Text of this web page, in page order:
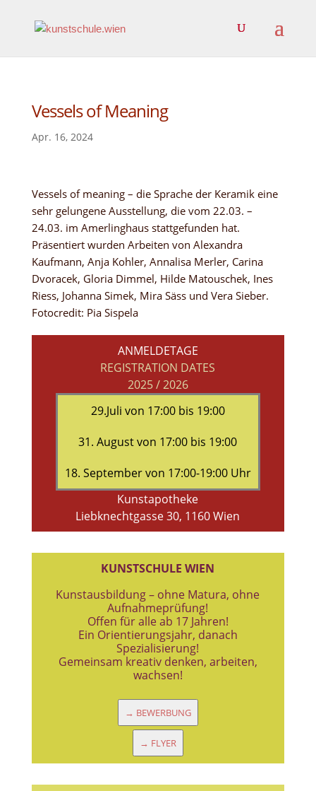
Vessels of Meaning
Apr. 16, 2024
Vessels of meaning – die Sprache der Keramik eine
sehr gelungene Ausstellung, die vom 22.03. –
24.03. im Amerlinghaus stattgefunden hat.
Präsentiert wurden Arbeiten von Alexandra
Kaufmann, Anja Kohler, Annalisa Merler, Carina
Dvoracek, Gloria Dimmel, Hilde Matouschek, Ines
Riess, Johanna Simek, Mira Säss und Vera Sieber.
Fotocredit: Pia Sispela
ANMELDETAGE
REGISTRATION DATES
2025 / 2026
29.Juli von 17:00 bis 19:00
31. August von 17:00 bis 19:00
18. September von 17:00-19:00 Uhr
Kunstapotheke
Liebknechtgasse 30, 1160 Wien
KUNSTSCHULE WIEN
Kunstausbildung – ohne Matura, ohne
Aufnahmeprüfung!
Offen für alle ab 17 Jahren!
Ein Orientierungsjahr, danach
Spezialisierung!
Gemeinsam kreativ denken, arbeiten,
wachsen!
→ BEWERBUNG
→ FLYER